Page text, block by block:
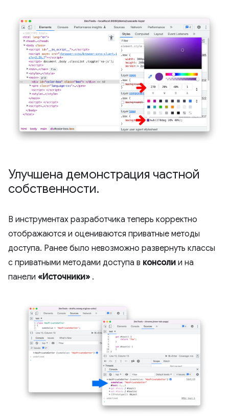
Улучшена демонстрация частной
собственности.
В инструментах разработчика теперь корректно
отображаются и оцениваются приватные методы
доступа. Ранее было невозможно развернуть классы
с приватными методами доступа в консоли и на
панели «Источники» .